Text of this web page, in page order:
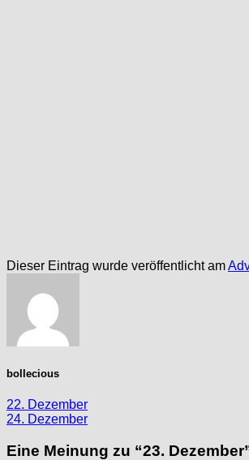
Dieser Eintrag wurde veröffentlicht am
bollecious
22. Dezember
24. Dezember
Eine Meinung zu “23. Dezember